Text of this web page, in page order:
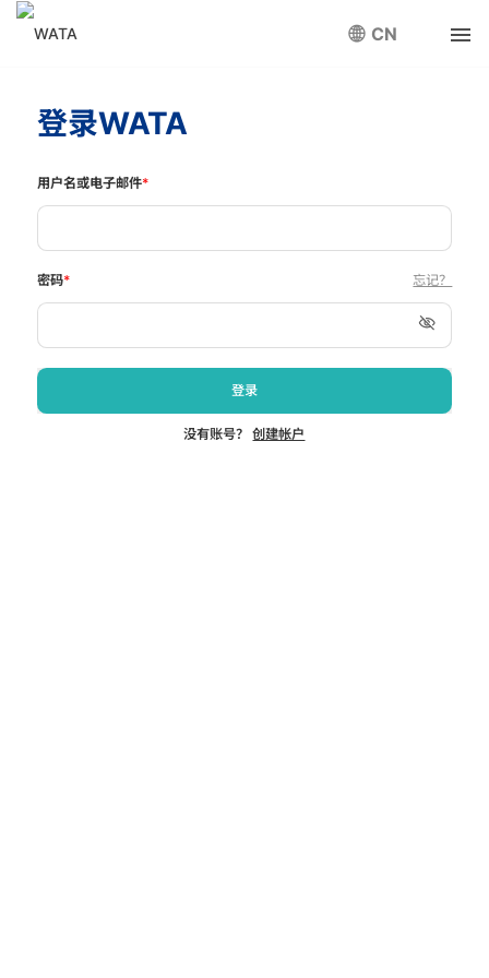
CN
登录WATA
用户名或电子邮件*
密码* 忘记？
登录
没有账号？创建帐户